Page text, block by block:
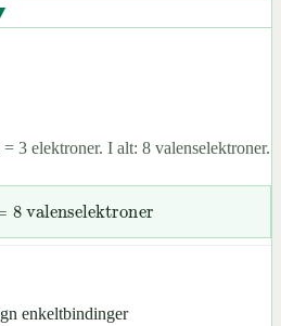
3 elektroner. I alt: 8 valenselektroner.
enkeltbindinger